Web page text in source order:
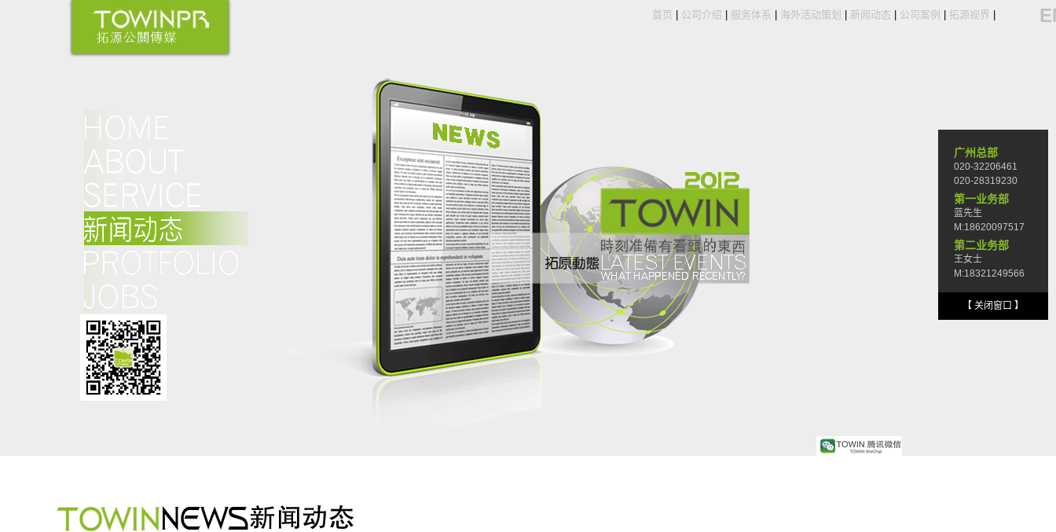
首页 公司介绍 服务体系 海外活动策划 新闻动态 公司案例 拓源视界
广州总部
020-32206461
020-28319230
第一业务部
蓝先生
M:18620097517
第二业务部
王女士
M:18321249566
【 关闭窗口 】